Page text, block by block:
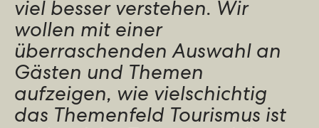
viel besser verstehen. Wir
wollen mit einer
überraschenden Auswahl an
Gästen und Themen
aufzeigen, wie vielschichtig
das Themenfeld Tourismus ist